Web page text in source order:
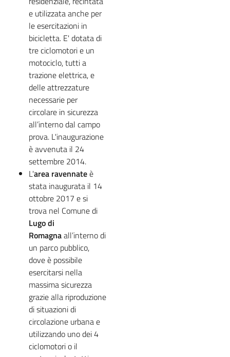
e utilizzata anche per
le esercitazioni in
bicicletta. E' dotata di
tre ciclomotori e un
motociclo, tutti a
trazione elettrica, e
delle attrezzature
necessarie per
circolare in sicurezza
all’interno dal campo
prova. L'inaugurazione
è avvenuta il 24
settembre 2014.
L'area ravennateè
stata inaugurata il 14
ottobre 2017 e si
trova nel Comune di
Lugo di
Romagnaall’interno di
un parco pubblico,
dove è possibile
esercitarsi nella
massima sicurezza
grazie alla riproduzione
di situazioni di
circolazione urbana e
utilizzando uno dei 4
ciclomotori o il